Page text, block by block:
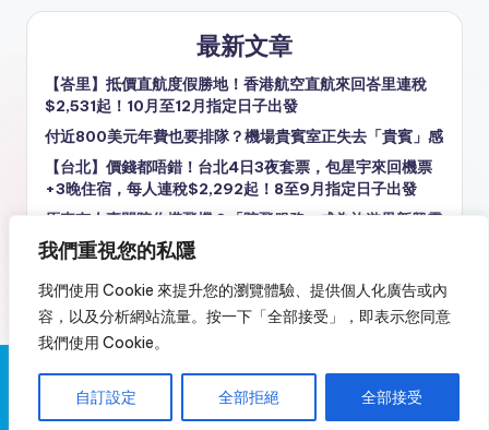
我們重視您的私隱
我們使用 Cookie 來提升您的瀏覽體驗、提供個人化廣告或內
容，以及分析網站流量。按一下「全部接受」，即表示您同意
我們使用 Cookie。
自訂設定 全部拒絕 全部接受
最新文章
【峇里】抵價直航度假勝地！香港航空直航來回峇里連稅
$2,531起！10月至12月指定日子出發
付近800美元年費也要排隊？機場貴賓室正失去「貴賓」感
【台北】價錢都唔錯！台北4日3夜套票，包星宇來回機票
+3晚住宿，每人連稅$2,292起！8至9月指定日子出發
原來有人專門陪你搭飛機？「陪飛服務」成為旅遊界新興需
求
Copyright 2026 —又飛啦！Flyagain.la . All rights reserved.
免責聲明